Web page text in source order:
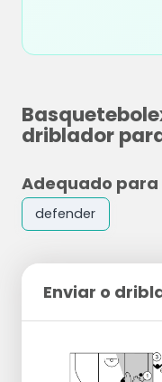
driblador
Adequado para
defender
Enviar o